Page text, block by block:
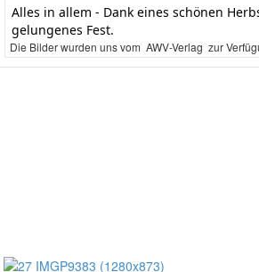
Alles in allem - Dank eines schönen
gelungenes Fest.
Die Bilder wurden uns vom AWV-Verlag zur